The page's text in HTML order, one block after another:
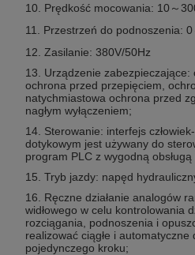
10. Prędkość mocowania: 10～
11. Przestrzeń do podnoszenia:
12. Zasilanie: 380V/50Hz
13. Urządzenie zabezpieczające:
ochrona przed przepięciem,
natychmiastowa ochrona przed
nagłym wyłączeniem;
14. Sterowanie: interfejs
dotykowym jest używany do
program PLC z wygodną
15. Tryb jazdy: napęd
16. Ręczne działanie analogów
widłowego w celu kontrolowania
rozciągania, podnoszenia i
realizować ciągłe i automatyczne
pojedynczego kroku;